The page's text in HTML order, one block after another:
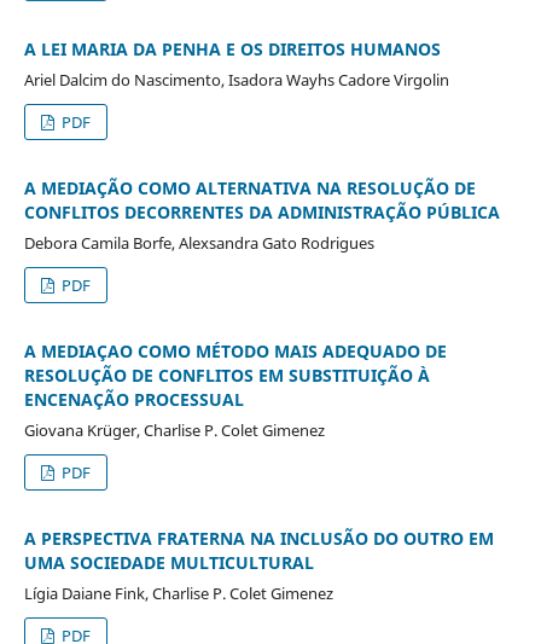
A LEI MARIA DA PENHA E OS DIREITOS HUMANOS
Ariel Dalcim do Nascimento, Isadora Wayhs Cadore Virgolin
PDF
A MEDIAÇÃO COMO ALTERNATIVA NA RESOLUÇÃO DE
CONFLITOS DECORRENTES DA ADMINISTRAÇÃO PÚBLICA
Debora Camila Borfe, Alexsandra Gato Rodrigues
PDF
A MEDIAÇAO COMO MÉTODO MAIS ADEQUADO DE
RESOLUÇÃO DE CONFLITOS EM SUBSTITUIÇÃO À
ENCENAÇÃO PROCESSUAL
Giovana Krüger, Charlise P. Colet Gimenez
PDF
A PERSPECTIVA FRATERNA NA INCLUSÃO DO OUTRO EM
UMA SOCIEDADE MULTICULTURAL
Lígia Daiane Fink, Charlise P. Colet Gimenez
PDF